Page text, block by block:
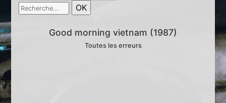
Good morning vietnam (1987)
Toutes les erreurs